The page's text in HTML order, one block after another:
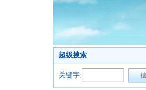
超级搜索
关键字: